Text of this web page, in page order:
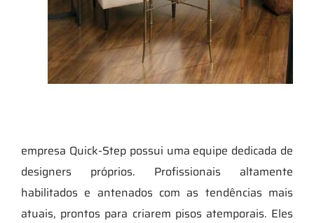
empresa Quick-Step possui uma equipe dedicada de
designers próprios. Profissionais altamente
habilitados e antenados com as tendências mais
atuais, prontos para criarem pisos atemporais. Eles